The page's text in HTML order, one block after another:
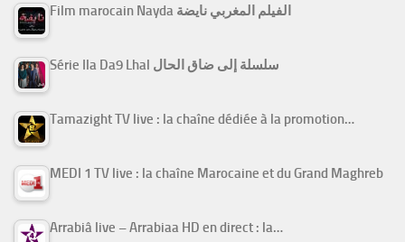
Film marocain Nayda الفيلم المغربي نايضة
Série Ila Da9 Lhal سلسلة إلى ضاق الحال
Tamazight TV live : la chaîne dédiée à la promotion…
MEDI 1 TV live : la chaîne Marocaine et du Grand Maghreb
Arrabiâ live – Arrabiaa HD en direct : la…